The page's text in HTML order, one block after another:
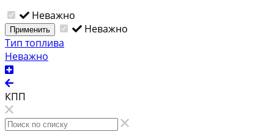
Неважно
Применить
Неважно
Тип топлива
Неважно
КПП